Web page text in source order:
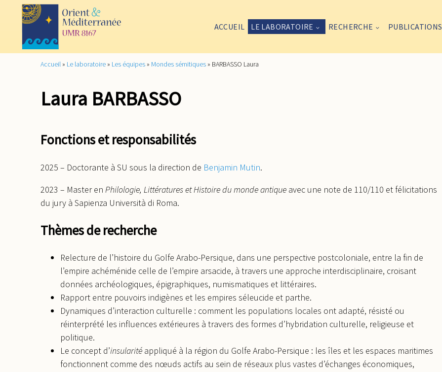
ACCUEIL LE LABORATOIRE RECHERCHE PUBLICATIONS
Accueil » Le laboratoire » Les équipes » Mondes sémitiques » BARBASSO Laura
Laura BARBASSO
Fonctions et responsabilités
2025 – Doctorante à SU sous la direction de Benjamin Mutin.
2023 – Master en Philologie, Littératures et Histoire du monde antique avec une note de 110/110 et félicitations
du jury à Sapienza Università di Roma.
Thèmes de recherche
Relecture de l’histoire du Golfe Arabo-Persique, dans une perspective postcoloniale, entre la fin de
l’empire achéménide celle de l’empire arsacide, à travers une approche interdisciplinaire, croisant
données archéologiques, épigraphiques, numismatiques et littéraires.
Rapport entre pouvoirs indigènes et les empires séleucide et parthe.
Dynamiques d’interaction culturelle : comment les populations locales ont adapté, résisté ou
réinterprété les influences extérieures à travers des formes d’hybridation culturelle, religieuse et
politique.
Le concept d’insularité appliqué à la région du Golfe Arabo-Persique : les îles et les espaces maritimes
fonctionnent comme des nœuds actifs au sein de réseaux plus vastes d’échanges économiques,